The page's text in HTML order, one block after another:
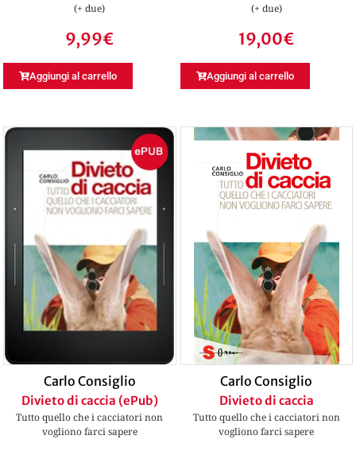
(+ due)
9,99€
Aggiungi al carrello
(+ due)
19,00€
Aggiungi al carrello
Carlo Consiglio
Divieto di caccia (ePub)
Tutto quello che i cacciatori non
vogliono farci sapere
Carlo Consiglio
Divieto di caccia
Tutto quello che i cacciatori non
vogliono farci sapere